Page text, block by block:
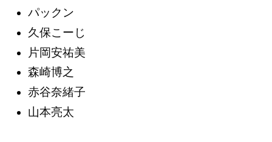
パックン
久保こーじ
片岡安祐美
森崎博之
赤谷奈緒子
山本亮太